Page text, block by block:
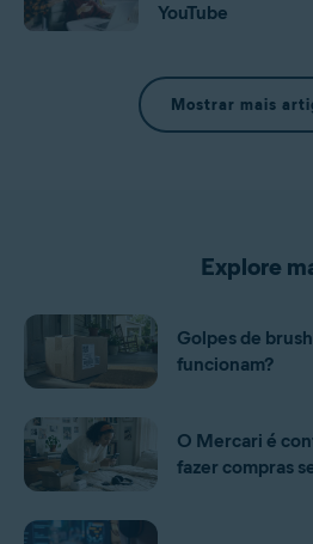
YouTube
Mostrar mais
Explore
Golpes de
funcionam?
O Mercari é
fazer compras